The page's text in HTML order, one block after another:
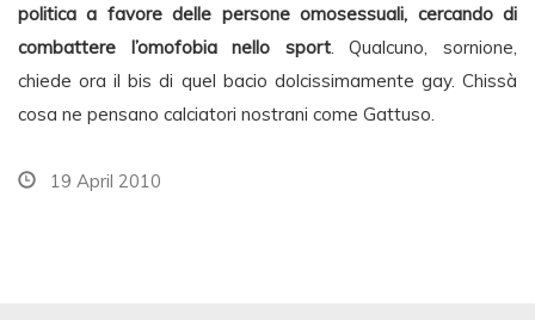
politica a favore delle persone omosessuali, cercando di
combattere l’omofobia nello sport. Qualcuno, sornione,
chiede ora il bis di quel bacio dolcissimamente gay. Chissà
cosa ne pensano calciatori nostrani come Gattuso.
19 April 2010